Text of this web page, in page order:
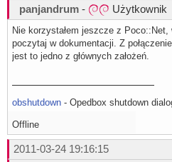
panjandrum - Użytkownik
Nie korzystałem jeszcze z
poczytaj w dokumentacji. Z
jest to jedno z głównych założeń.
obshutdown - Opedbox shutdown
Offline
2011-03-24 19:16:15